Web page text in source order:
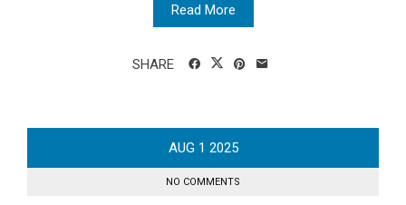
Read More
SHARE
AUG 1 2025
NO COMMENTS